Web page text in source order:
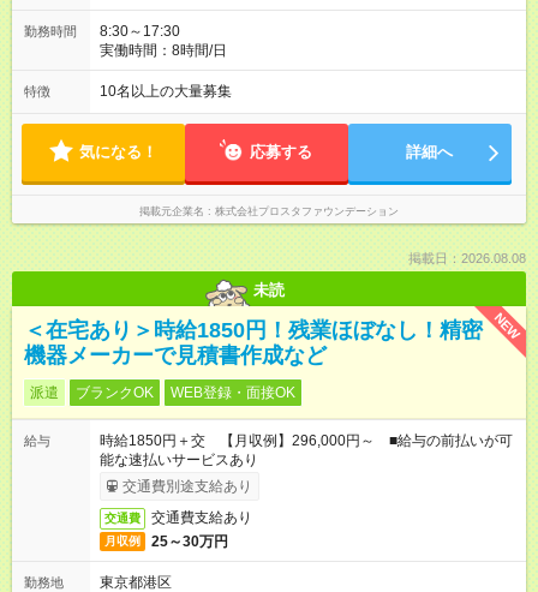
勤務時間
8:30～17:30
実働時間：8時間/日
特徴 10名以上の大量募集
気になる！ 応募する 詳細へ
掲載元企業名 株式会社プロスタファウンデーション
掲載日：2026.08.08
未読
NEW
＜在宅あり＞時給1850円！残業ほぼなし！精密
機器メーカーで見積書作成など
派遣 ブランクOK WEB登録・面接OK
給与
時給1850円＋交 【月収例】296,000円～ ■給与の前払いが可
能な速払いサービスあり
交通費別途支給あり
交通費 交通費支給あり
月収例 25～30万円
勤務地
東京都港区